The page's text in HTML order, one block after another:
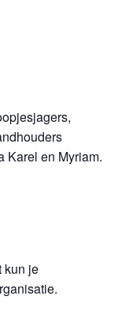
Karel en Myriam.
kun je